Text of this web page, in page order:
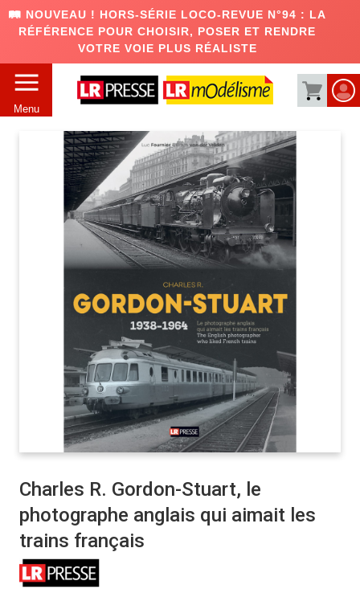
🛤️ NOUVEAU ! HORS-SÉRIE LOCO-REVUE N°94 : LA
RÉFÉRENCE POUR CHOISIR, POSER ET RENDRE
VOTRE VOIE PLUS RÉALISTE
Menu
Charles R. Gordon-Stuart, le
photographe anglais qui aimait les
trains français